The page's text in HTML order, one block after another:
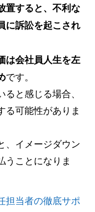
置すると、不利な
に訴訟を起こされ
は会社員人生を左
です。
と感じる場合、
る可能性がありま
、イメージダウン
うことになりま
担当者の徹底サポ